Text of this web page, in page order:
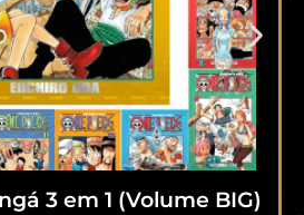
3 em 1 (Volume BIG)